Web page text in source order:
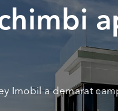
Imobil a demarat